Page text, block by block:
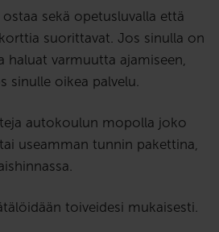
sekä opetusluvalla että
suorittavat. Jos sinulla on
varmuutta ajamiseen,
sinulle oikea palvelu.
autokoulun mopolla joko
useamman tunnin pakettina,
toiveidesi mukaisesti.